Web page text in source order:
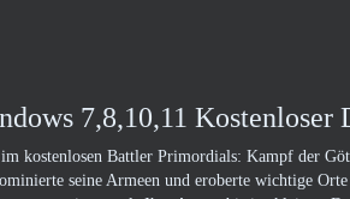
7,8,10,11 Kostenloser
kostenlosen Battler Primordials: Kampf der
seine Armeen und eroberte wichtige